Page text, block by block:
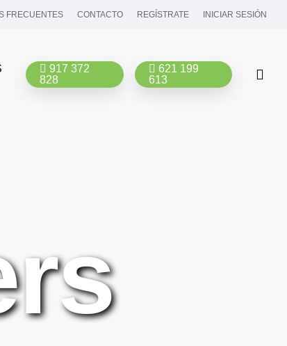
FRECUENTES CONTACTO REGÍSTRATE INICIAR SESIÓN
917 372
828
621 199
613